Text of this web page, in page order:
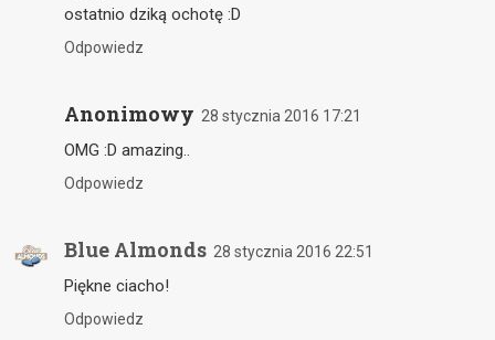
ostatnio dziką ochotę :D
Odpowiedz
Anonimowy 28 stycznia 2016 17:21
OMG :D amazing..
Odpowiedz
Blue Almonds 28 stycznia 2016 22:51
Piękne ciacho!
Odpowiedz